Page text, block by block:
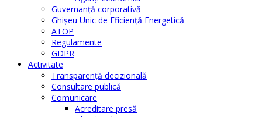
Guvernanță corporativă
Ghişeu Unic de Eficienţă Energetică
ATOP
Regulamente
GDPR
Activitate
Transparenţă decizională
Consultare publică
Comunicare
Acreditare presă